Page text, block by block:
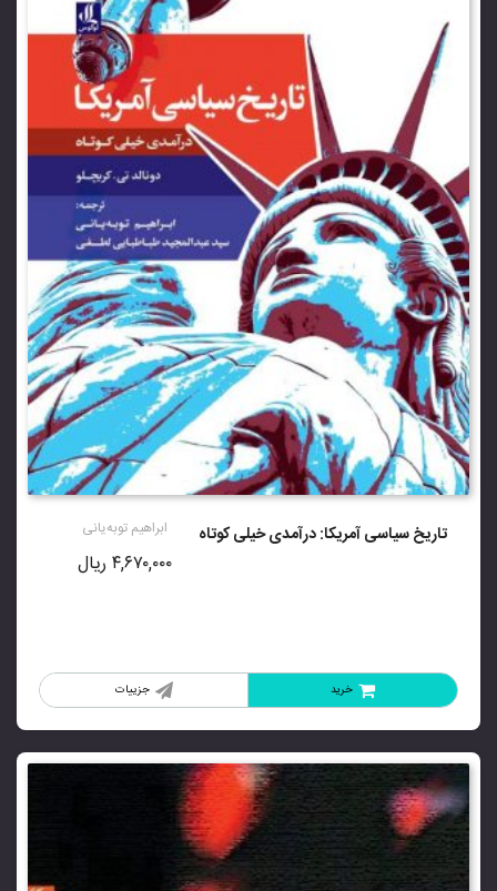
تاریخ سیاسی آمریکا: درآمدی خیلی کوتاه ابراهیم توبه‌یانی
۴,۶۷۰,۰۰۰ ریال
جزییات خرید